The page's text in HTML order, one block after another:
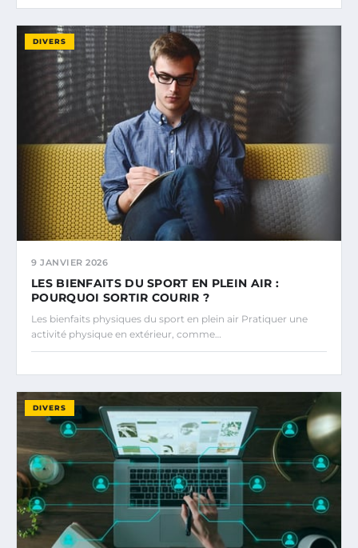
DIVERS
9 JANVIER 2026
LES BIENFAITS DU SPORT EN PLEIN AIR :
POURQUOI SORTIR COURIR ?
Les bienfaits physiques du sport en plein air Pratiquer une
activité physique en extérieur, comme…
DIVERS